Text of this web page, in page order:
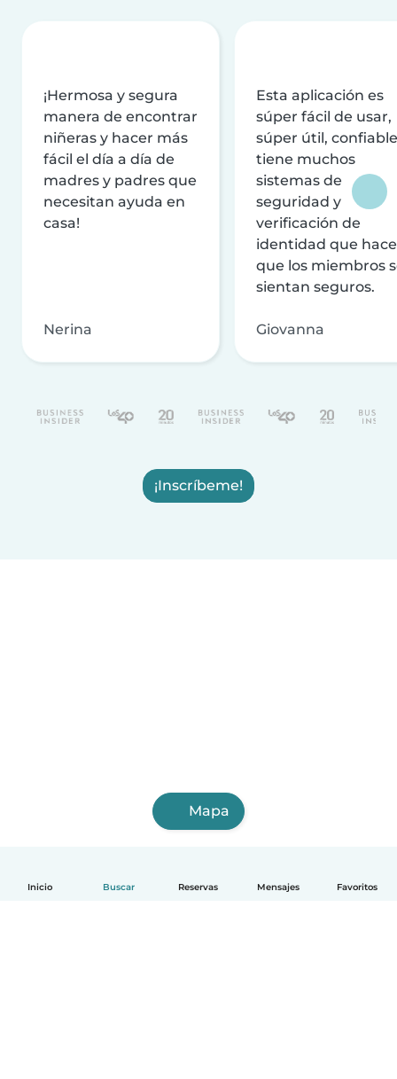
Inicio Buscar Reservas Mensajes Favoritos
¡Hermosa y segura
manera de encontrar
niñeras y hacer más
fácil el día a día de
madres y padres que
necesitan ayuda en
casa!
Nerina
Esta aplicación es
súper fácil de usar,
súper útil,
tiene muchos
sistemas de
seguridad y
verificación de
identidad que
que los miembros
sientan seguros.
Giovanna
¡Inscríbeme!
Mapa